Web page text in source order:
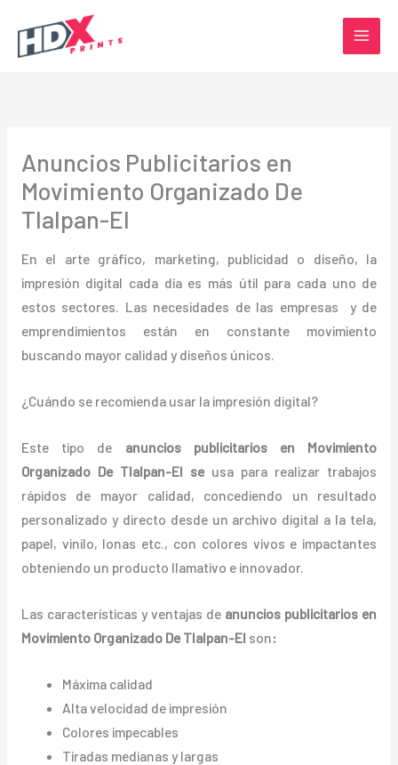
contenido
Anuncios Publicitarios en
Movimiento Organizado De
Tlalpan-El
En el arte gráfico, marketing, publicidad o diseño, la
impresión digital cada día es más útil para cada uno de
estos sectores. Las necesidades de las empresas y de
emprendimientos están en constante movimiento
buscando mayor calidad y diseños únicos.
¿Cuándo se recomienda usar la impresión digital?
Este tipo de anuncios publicitarios en Movimiento
Organizado De Tlalpan-El seusa para realizar trabajos
rápidos de mayor calidad, concediendo un resultado
personalizado y directo desde un archivo digital a la tela,
papel, vinilo, lonas etc., con colores vivos e impactantes
obteniendo un producto llamativo e innovador.
Las características y ventajas de anuncios publicitarios en
Movimiento Organizado De Tlalpan-El son:
Máxima calidad
Alta velocidad de impresión
Colores impecables
Tiradas medianas y largas